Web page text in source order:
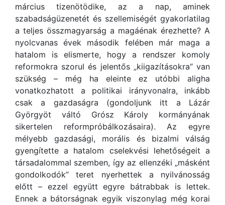
március tizenötödike, az a nap, aminek
szabadságüzenetét és szellemiségét gyakorlatilag
a teljes összmagyarság a magáénak érezhette? A
nyolcvanas évek második felében már maga a
hatalom is elismerte, hogy a rendszer komoly
reformokra szorul és jelentős „kiigazításokra” van
szükség – még ha eleinte ez utóbbi aligha
vonatkozhatott a politikai irányvonalra, inkább
csak a gazdaságra (gondoljunk itt a Lázár
Györgyöt váltó Grósz Károly kormányának
sikertelen reformpróbálkozásaira). Az egyre
mélyebb gazdasági, morális és bizalmi válság
gyengítette a hatalom cselekvési lehetőségeit a
társadalommal szemben, így az ellenzéki „másként
gondolkodók” teret nyerhettek a nyilvánosság
előtt – ezzel együtt egyre bátrabbak is lettek.
Ennek a bátorságnak egyik viszonylag még korai